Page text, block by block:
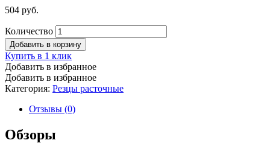
504 руб.
Количество
Добавить в корзину
Купить в 1 клик
Добавить в избранное
Добавить в избранное
Категория: Резцы расточные
Отзывы (0)
Обзоры